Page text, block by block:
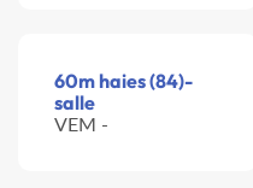
60m haies (84)-
salle
VEM -